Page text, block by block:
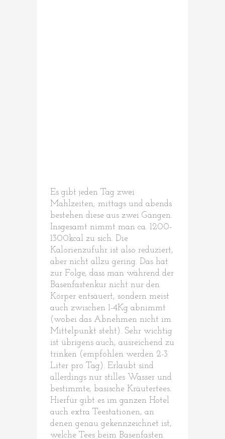
Es gibt jeden Tag zwei
Mahlzeiten; mittags und abends
bestehen diese aus zwei Gängen.
Insgesamt nimmt man ca. 1200-
1300kcal zu sich. Die
Kalorienzufuhr ist also reduziert,
aber nicht allzu gering. Das hat
zur Folge, dass man während der
Basenfastenkur nicht nur den
Körper entsäuert, sondern meist
auch zwischen 1-4Kg abnimmt
(wobei das Abnehmen nicht im
Mittelpunkt steht). Sehr wichtig
ist übrigens auch, ausreichend zu
trinken (empfohlen werden 2-3
Liter pro Tag). Erlaubt sind
allerdings nur stilles Wasser und
bestimmte, basische Kräutertees.
Hierfür gibt es im ganzen Hotel
auch extra Teestationen, an
denen genau gekennzeichnet ist,
welche Tees beim Basenfasten